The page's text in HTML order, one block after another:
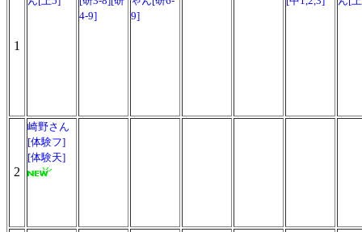
1
4-9]
9]
2
崎野さん
[体験フ]
[体験天]